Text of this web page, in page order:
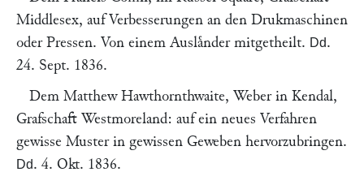
Middlesex, auf Verbesserungen an den Drukmaschinen
oder Pressen. Von einem Auslaͤnder mitgetheilt. Dd.
24. Sept. 1836.
Dem Matthew Hawthornthwaite, Weber in Kendal,
Grafschaft Westmoreland: auf ein neues Verfahren
gewisse Muster in gewissen Geweben hervorzubringen.
Dd. 4. Okt. 1836.